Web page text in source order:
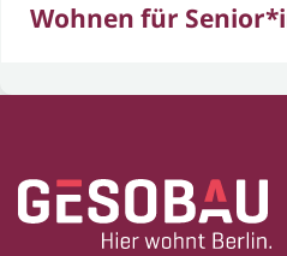
Wohnen für
Fußbereich
Zur Startseite